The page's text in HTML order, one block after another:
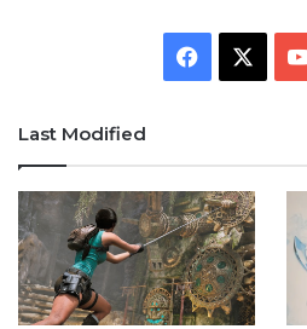
Facebook
Last Modified